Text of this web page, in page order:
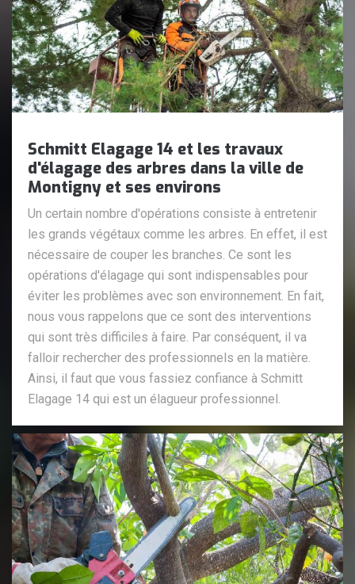
Schmitt Elagage 14 et les travaux
d'élagage des arbres dans la ville de
Montigny et ses environs
Un certain nombre d'opérations consiste à entretenir
les grands végétaux comme les arbres. En effet, il est
nécessaire de couper les branches. Ce sont les
opérations d'élagage qui sont indispensables pour
éviter les problèmes avec son environnement. En fait,
nous vous rappelons que ce sont des interventions
qui sont très difficiles à faire. Par conséquent, il va
falloir rechercher des professionnels en la matière.
Ainsi, il faut que vous fassiez confiance à Schmitt
Elagage 14 qui est un élagueur professionnel.